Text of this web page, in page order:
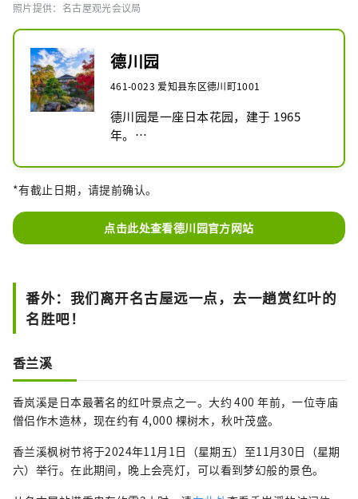
照片提供：名古屋观光会议局
德川园
461-0023 爱知县东区德川町1001
德川园是一座日本花园，建于 1965
年。
*有截止日期，请提前确认。
点击此处查看德川园官方网站
番外：我们离开名古屋远一点，去一趟赏红叶的
名胜吧！
香兰溪
香岚溪是日本最著名的红叶景点之一。大约 400 年前，一位寺庙
僧侣作木造林，现在约有 4,000 棵树木，秋叶茂盛。
香兰溪枫树节将于2024年11月1日（星期五）至11月30日（星期
六）举行。在此期间，晚上会亮灯，可以看到梦幻般的景色。